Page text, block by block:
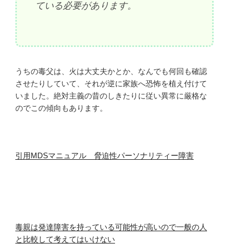
ている必要があります。
うちの毒父は、火は大丈夫かとか、なんでも何回も確認
させたりしていて、それが逆に家族へ恐怖を植え付けて
いました。絶対主義の昔のしきたりに従い異常に厳格な
のでこの傾向もあります。
引用MDSマニュアル 脅迫性パーソナリティー障害
毒親は発達障害を持っている可能性が高いので一般の人
と比較して考えてはいけない